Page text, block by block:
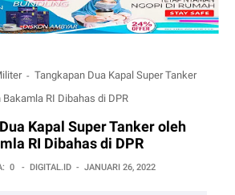
Tangkapan Dua Kapal Super Tanker
Bakamla RI Dibahas di DPR
Kapal Super Tanker oleh
RI Dibahas di DPR
0 - DIGITAL.ID - JANUARI 26, 2022